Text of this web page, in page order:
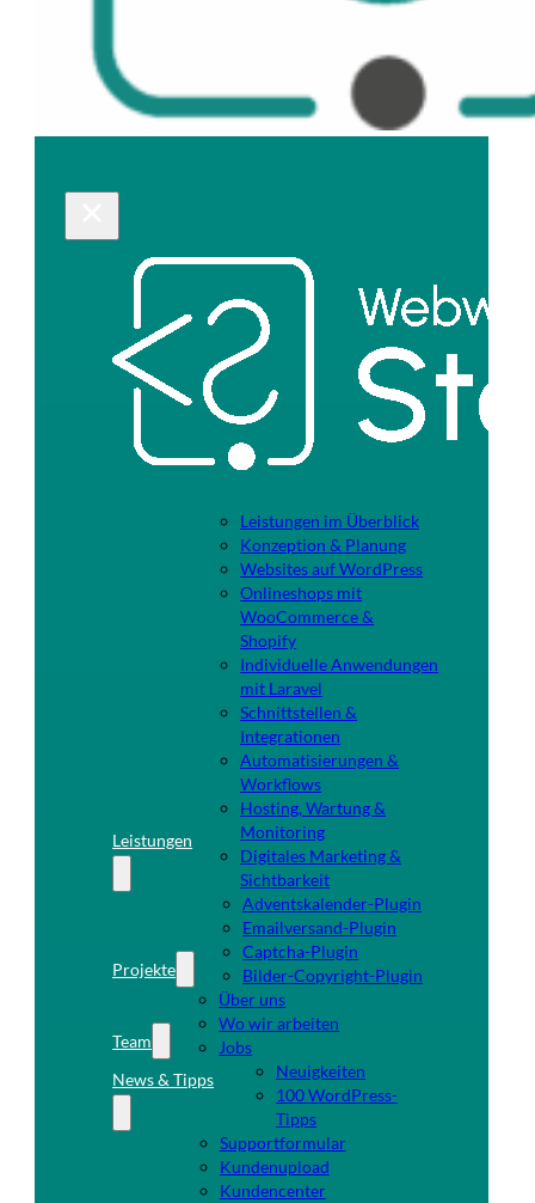
Leistungen
Leistungen im Überblick
Konzeption & Planung
Websites auf WordPress
Onlineshops mit
WooCommerce &
Shopify
Individuelle Anwendungen
mit Laravel
Schnittstellen &
Integrationen
Automatisierungen &
Workflows
Hosting, Wartung &
Monitoring
Digitales Marketing &
Sichtbarkeit
Projekte
Adventskalender-Plugin
Emailversand-Plugin
Captcha-Plugin
Bilder-Copyright-Plugin
Team
Über uns
Wo wir arbeiten
Jobs
News & Tipps
Neuigkeiten
100 WordPress-
Tipps
Supportformular
Kundenupload
Kundencenter